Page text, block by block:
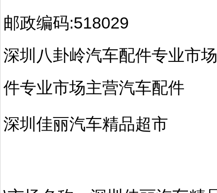
邮政编码:518029
深圳八卦岭汽车配件专业市
件专业市场主营汽车配件
深圳佳丽汽车精品超市